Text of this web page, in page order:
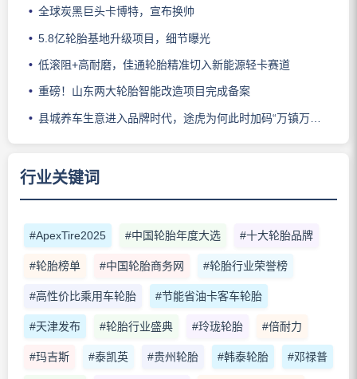
全球炭黑巨头卡博特，宣布换帅
5.8亿轮胎基地升级项目，细节曝光
低滚阻+高耐磨，佳通轮胎精准切入新能源轻卡赛道
重磅！山东两大轮胎智能改造项目完成备案
县城养车生意进入品牌时代，途虎为何此时加码“万镇万店”？
行业关键词
#ApexTire2025 #中国轮胎年度大选 #十大轮胎品牌
#轮胎榜单 #中国轮胎商务网 #轮胎行业荣誉榜
#高性价比乘用车轮胎 #节能省油卡客车轮胎
#天津发布 #轮胎行业盛典 #玲珑轮胎 #倍耐力
#玛吉斯 #泰凯英 #贵州轮胎 #韩泰轮胎 #邓禄普